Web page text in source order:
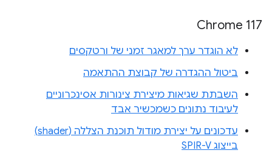
Chrome 117
לא הוגדר ערך למאגר זמני של ורטקסים
ביטול ההגדרה של קבוצת ההתאמה
השבתת שגיאות מיצירת צינורות אסינכרוניים
לעיבוד נתונים כשמכשיר אבד
עדכונים על יצירת מודול תוכנת הצללה (shader)
בייצוג SPIR-V